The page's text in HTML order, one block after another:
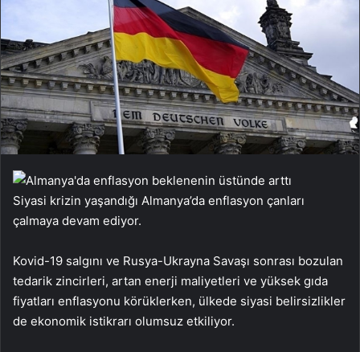
Siyasi krizin yaşandığı Almanya’da enflasyon çanları
çalmaya devam ediyor.
Kovid-19 salgını ve Rusya-Ukrayna Savaşı sonrası bozulan
tedarik zincirleri, artan enerji maliyetleri ve yüksek gıda
fiyatları enflasyonu körüklerken, ülkede siyasi belirsizlikler
de ekonomik istikrarı olumsuz etkiliyor.